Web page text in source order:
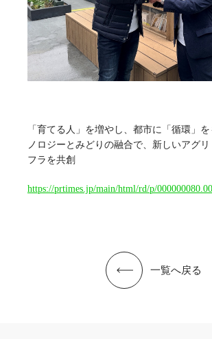
「育てる人」を増やし、都市に「循環」
ノロジーとみどりの融合で、新しいアグ
フラを共創
https://prtimes.jp/main/html/rd/p/
一覧へ戻る